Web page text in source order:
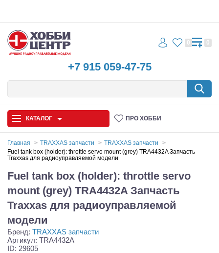
+7 915 059-47-75
0 0
КАТАЛОГ ПРО ХОББИ
Автомодели
Запчасти и аксессуары
Игрушки
Самолеты
Квадрокоптеры
Главная TRAXXAS запчасти
TRAXXAS запчасти
Fuel tank box (holder): throttle servo mount (grey) TRA4432A Запчасть
Traxxas для радиоуправляемой модели
Fuel tank box (holder): throttle servo
mount (grey) TRA4432A Запчасть
Traxxas для радиоуправляемой
модели
Бренд: TRAXXAS запчасти
Артикул: TRA4432A
ID: 29605